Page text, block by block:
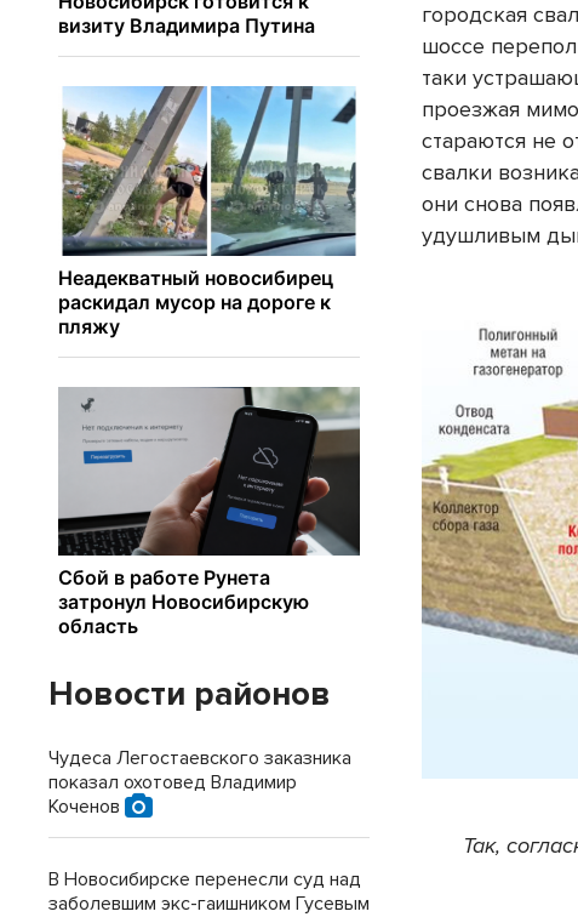
городская
шоссе
таки
проезжая
стараются не
свалки
они снова
удушливым
Так,
Новости районов
Чудеса Легостаевского заказника
показал охотовед Владимир
Коченов
В Новосибирске перенесли суд над
заболевшим экс-гаишником Гусевым